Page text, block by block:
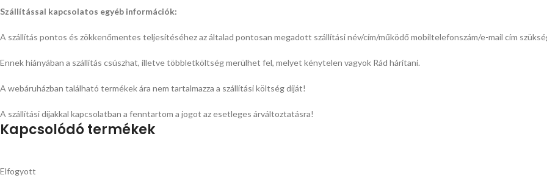
Szállítással kapcsolatos egyéb információk:
A szállítás pontos és zökkenőmentes teljesítéséhez az általad pontosan megadott szállítási név/cím/működő mobiltelefonszám/e-mail cím
Ennek hiányában a szállítás csúszhat, illetve többletköltség merülhet fel, melyet kénytelen vagyok Rád hárítani.
A webáruházban található termékek ára nem tartalmazza a szállítási költség díját!
A szállítási díjakkal kapcsolatban a fenntartom a jogot az esetleges árváltoztatásra!
Kapcsolódó termékek
Elfogyott